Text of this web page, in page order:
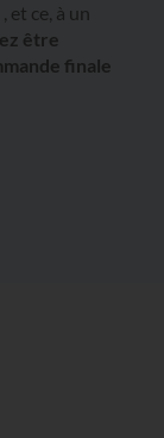
et ce, à un
être
finale